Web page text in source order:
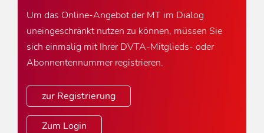
Um das Online-Angebot der MT im Dialog
uneingeschränkt nutzen zu können, müssen Sie
sich einmalig mit Ihrer DVTA-Mitglieds- oder
Abonnentennummer registrieren.
zur Registrierung
Zum Login